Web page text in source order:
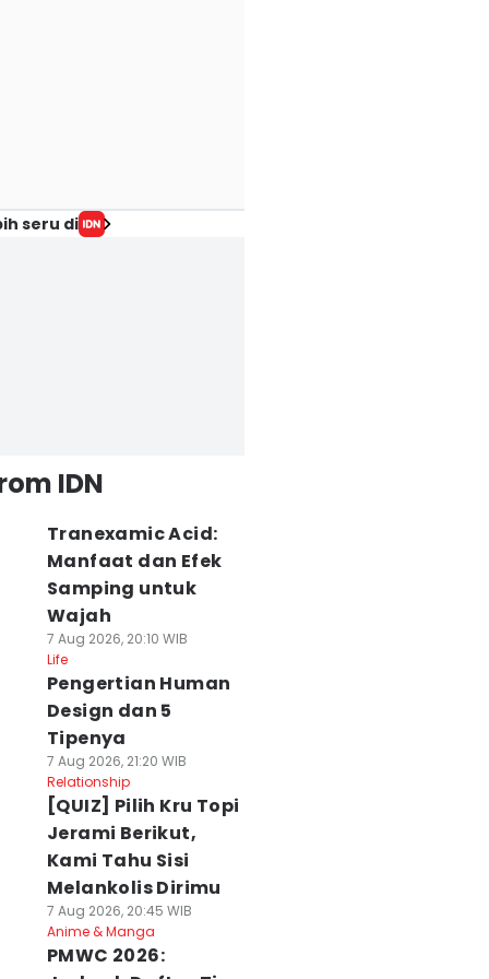
seru di
IDN
Tranexamic Acid:
Manfaat dan Efek
Samping untuk
Wajah
7 Aug 2026, 20:10 WIB
Life
Pengertian Human
Design dan 5
Tipenya
7 Aug 2026, 21:20 WIB
Relationship
[QUIZ] Pilih Kru Topi
Jerami Berikut,
Kami Tahu Sisi
Melankolis Dirimu
7 Aug 2026, 20:45 WIB
Anime & Manga
PMWC 2026: